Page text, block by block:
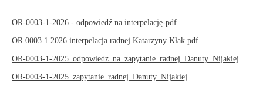
OR-0003-1-2026 - odpowiedź na interpelację-pdf
OR.0003.1.2026 interpelacja radnej Katarzyny Kłak.pdf
OR-0003-1-2025_odpowiedz_na_zapytanie_radnej_Danuty_Nijakiej
OR-0003-1-2025_zapytanie_radnej_Danuty_Nijakiej